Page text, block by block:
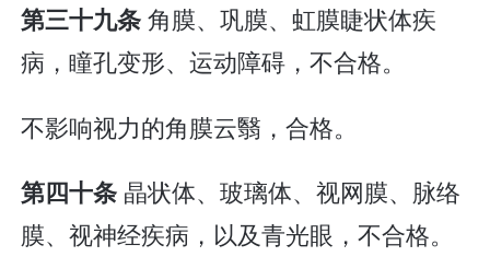
第三十九条角膜、巩膜、虹膜睫状体疾
病，瞳孔变形、运动障碍，不合格。
不影响视力的角膜云翳，合格。
第四十条 晶状体、玻璃体、视网膜、脉络
膜、视神经疾病，以及青光眼，不合格。